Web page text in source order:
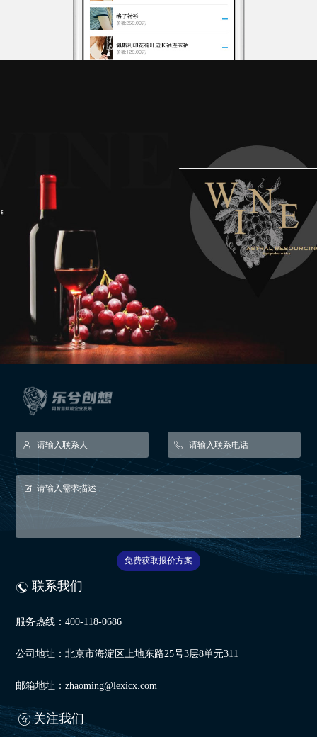
免费获取报价方案
联系我们
服务热线：400-118-0686
公司地址：北京市海淀区上地东路25号3层8单元311
邮箱地址：zhaoming@lexicx.com
关注我们